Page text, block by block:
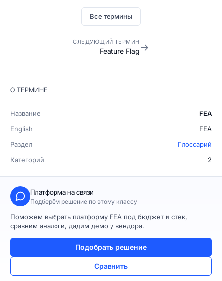
Все термины
СЛЕДУЮЩИЙ ТЕРМИН
Feature Flag→
О ТЕРМИНЕ
Название
FEA
English
FEA
Раздел
Глоссарий
Категорий
2
Платформа на связи
Подберём решение по этому классу
Поможем выбрать платформу FEA под бюджет и стек,
сравним аналоги, дадим демо у вендора.
Подобрать решение
Сравнить